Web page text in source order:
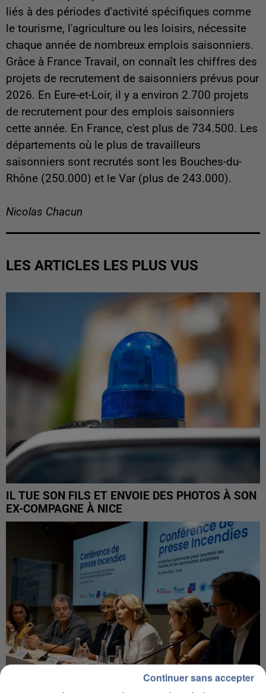
liés à des périodes d'activité spécifiques comme
le tourisme, l'agriculture ou les loisirs, nécessite
chaque année de nombreux emplois saisonniers.
Grâce à France Travail, on connaît les chiffres des
projets de recrutement de saisonniers prévus pour
2026. En Eure-et-Loir, il y a environ 2.700 projets
de recrutement pour des emplois saisonniers
cette année. En France, c'est plus de 734.500. Les
départements où le plus de travailleurs
saisonniers sont recrutés sont les Bouches-du-
Rhône (250.000) et le Var (plus de 243.000).
Nicolas Chacun
LES ARTICLES LES PLUS VUS
IL TUE SON FILS ET ENVOIE DES PHOTOS À SON
EX-COMPAGNE À NICE
Continuer sans accepter